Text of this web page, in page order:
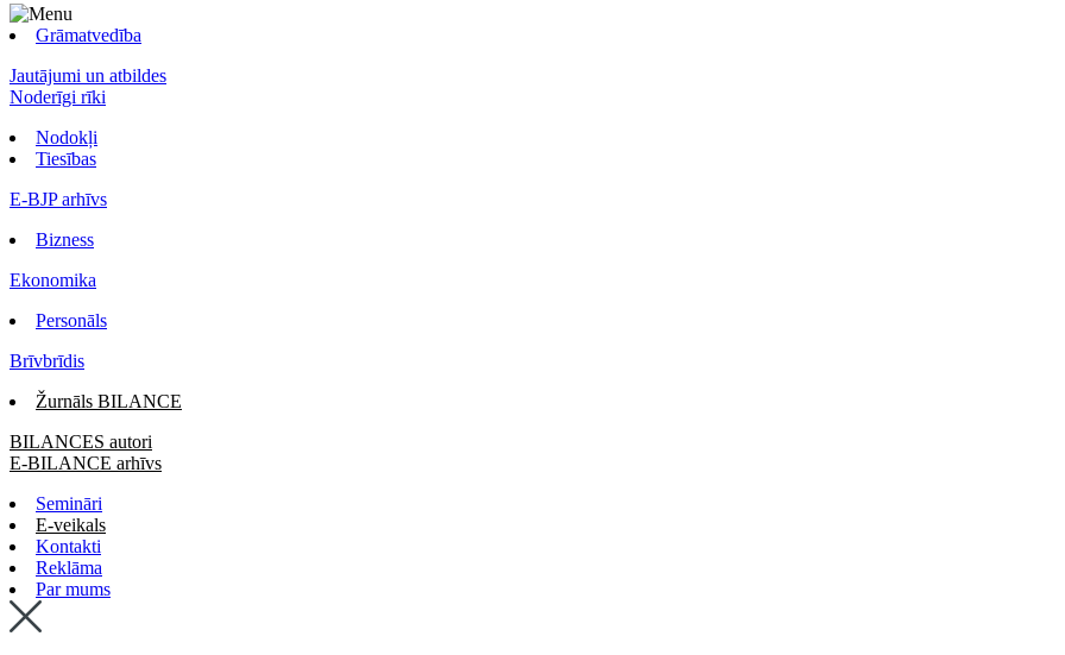
Grāmatvedība
Jautājumi un atbildes
Noderīgi rīki
Nodokļi
Tiesības
E-BJP arhīvs
Bizness
Ekonomika
Personāls
Brīvbrīdis
Žurnāls BILANCE
BILANCES autori
E-BILANCE arhīvs
Semināri
E-veikals
Kontakti
Reklāma
Par mums